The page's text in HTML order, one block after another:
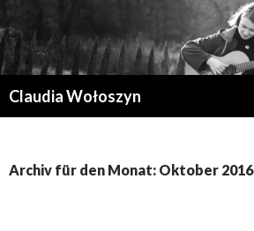
Claudia Wołoszyn
Archiv für den Monat: Oktober 2016